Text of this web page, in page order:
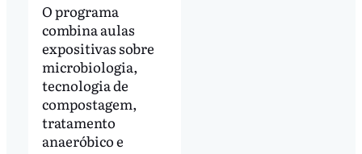
O programa
combina aulas
expositivas sobre
microbiologia,
tecnologia de
compostagem,
tratamento
anaeróbico e